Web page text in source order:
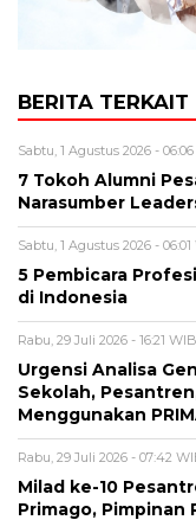
BERITA TERKAIT
Sabtu, 1 Agustus 2026 -
7 Tokoh Alumni
Narasumber
Sabtu, 1 Agustus 2026 -
5 Pembicara
di Indonesia
Rabu, 29 Juli 2026 - 16:21 WIB
Urgensi Analisa
Sekolah,
Menggunakan
Rabu, 29 Juli 2026 - 07:42
Milad ke-10
Primago,